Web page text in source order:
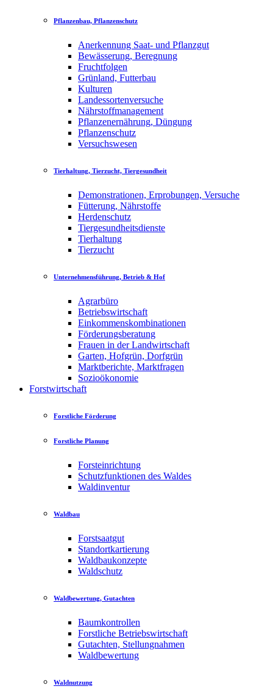
Pflanzenbau, Pflanzenschutz
Anerkennung Saat- und Pflanzgut
Bewässerung, Beregnung
Fruchtfolgen
Grünland, Futterbau
Kulturen
Landessortenversuche
Nährstoffmanagement
Pflanzenernährung, Düngung
Pflanzenschutz
Versuchswesen
Tierhaltung, Tierzucht, Tiergesundheit
Demonstrationen, Erprobungen, Versuche
Fütterung, Nährstoffe
Herdenschutz
Tiergesundheitsdienste
Tierhaltung
Tierzucht
Unternehmensführung, Betrieb & Hof
Agrarbüro
Betriebswirtschaft
Einkommenskombinationen
Förderungsberatung
Frauen in der Landwirtschaft
Garten, Hofgrün, Dorfgrün
Marktberichte, Marktfragen
Sozioökonomie
Forstwirtschaft
Forstliche Förderung
Forstliche Planung
Forsteinrichtung
Schutzfunktionen des Waldes
Waldinventur
Waldbau
Forstsaatgut
Standortkartierung
Waldbaukonzepte
Waldschutz
Waldbewertung, Gutachten
Baumkontrollen
Forstliche Betriebswirtschaft
Gutachten, Stellungnahmen
Waldbewertung
Waldnutzung